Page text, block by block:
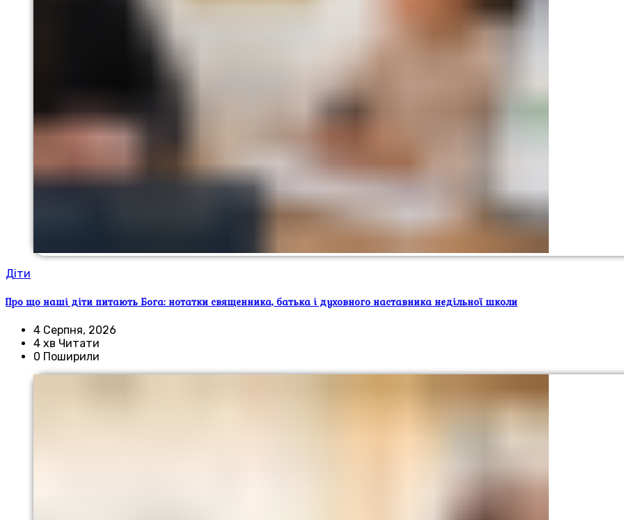
Діти
Про що наші діти питають Бога: нотатки священника, батька і духовного наставника недільної школи
4 Серпня, 2026
4 хв Читати
0 Поширили